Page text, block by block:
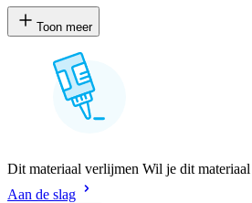
Toon meer
Dit materiaal verlijmen Wil je dit
Aan de slag